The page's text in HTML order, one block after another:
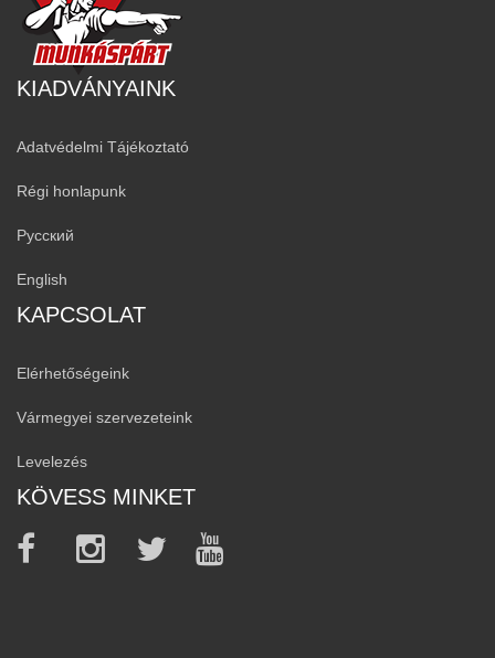
KIADVÁNYAINK
Adatvédelmi Tájékoztató
Régi honlapunk
Русский
English
KAPCSOLAT
Elérhetőségeink
Vármegyei szervezeteink
Levelezés
KÖVESS MINKET